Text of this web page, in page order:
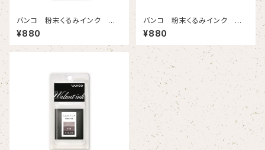
バンコ 粉末くるみインク マ
ホガニー
¥880
バンコ 粉末くるみインク イ
エロー
¥880